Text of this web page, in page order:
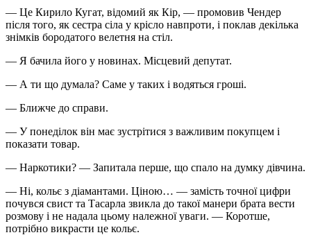
— Це Кирило Кугат, відомий як Кір, — промовив Чендер
після того, як сестра сіла у крісло навпроти, і поклав декілька
знімків бородатого велетня на стіл.
— Я бачила його у новинах. Місцевий депутат.
— А ти що думала? Саме у таких і водяться гроші.
— Ближче до справи.
— У понеділок він має зустрітися з важливим покупцем і
показати товар.
— Наркотики? — Запитала перше, що спало на думку дівчина.
— Ні, кольє з діамантами. Ціною… — замість точної цифри
почувся свист та Тасарла звикла до такої манери брата вести
розмову і не надала цьому належної уваги. — Коротше,
потрібно викрасти це кольє.